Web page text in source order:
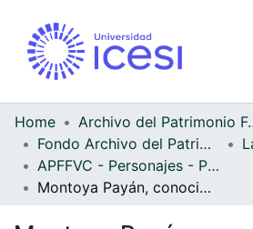
Home
Archivo del
Fondo Archivo del Patrimonio Fotográfico y Fílmico del Valle del Cauca
APFFVC - Personajes - Patrimonial
Montoya Payán, conocido con el mote de "Yotecuro", inmigrante paisa que cabalgaba en una mula blanca de nombre Jalea ofreciendo sus oficios de curandero